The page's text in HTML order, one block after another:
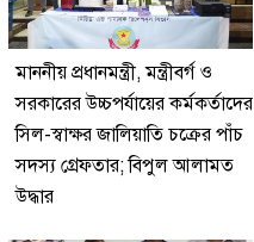
মাননীয় প্রধানমন্ত্রী, মন্ত্রীবর্গ ও
সরকারের উচ্চপর্যায়ের কর্মকর্তাদের
সিল-স্বাক্ষর জালিয়াতি চক্রের পাঁচ
সদস্য গ্রেফতার; বিপুল আলামত
উদ্ধার